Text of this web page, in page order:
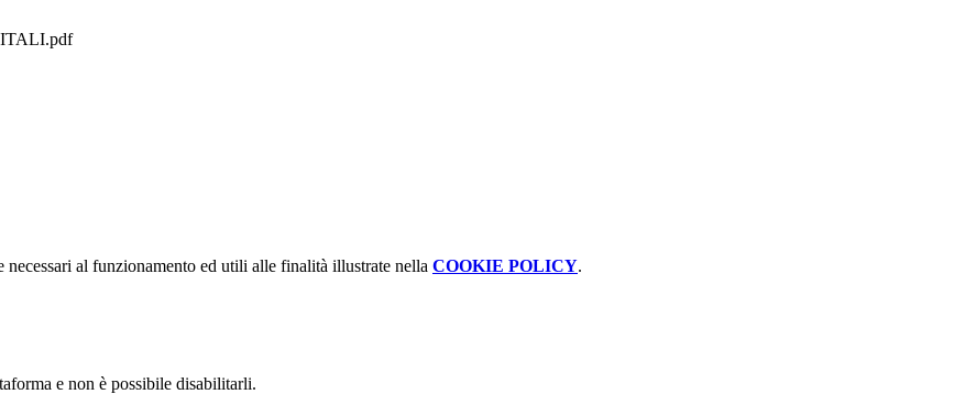
al funzionamento ed utili alle finalità illustrate nella COOKIE POLICY.
e non è possibile disabilitarli.